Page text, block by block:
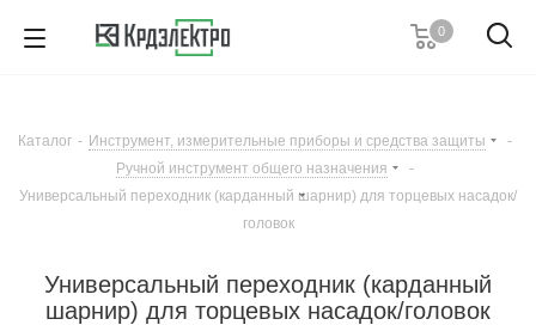
0
Заказать звонок
Каталог - Инструмент, измерительные приборы и средства защиты
-
Ручной инструмент общего назначения
-
Универсальный переходник (карданный шарнир) для торцевых насадок/
головок
Универсальный переходник (карданный
шарнир) для торцевых насадок/головок